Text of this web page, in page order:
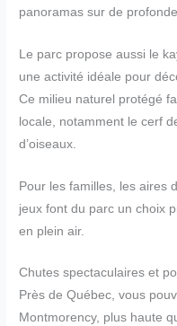
panoramas sur de
Le parc propose aussi le
une activité idéale pour
Ce milieu naturel protégé
locale, notamment le cerf
d’oiseaux.
Pour les familles, les aires
jeux font du parc un choix
en plein air.
Chutes spectaculaires et
Près de Québec, vous
Montmorency, plus haute